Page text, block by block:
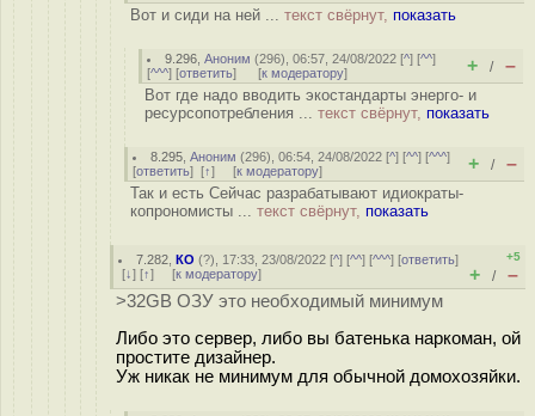
Вот и сиди на ней ... текст свёрнут, показать
9.296 ,Аноним (296), 06:57, 24/08/2022 [^] [^^]
[^^^] [ответить] [к модератору] + / –
Вот где надо вводить экостандарты энерго- и
ресурсопотребления ... текст свёрнут, показать
8.295 ,Аноним (296), 06:54, 24/08/2022 [^] [^^] [^^^]
[ответить] [↑] [к модератору] + / –
Так и есть Сейчас разрабатывают идиократы-
копрономисты ... текст свёрнут, показать
7.282 ,КО (?), 17:33, 23/08/2022 [^] [^^] [^^^] [ответить]
[↓] [↑] [к модератору]
+5
+ / –
>32GB ОЗУ это необходимый минимум
Либо это сервер, либо вы батенька наркоман, ой
простите дизайнер.
Уж никак не минимум для обычной домохозяйки.